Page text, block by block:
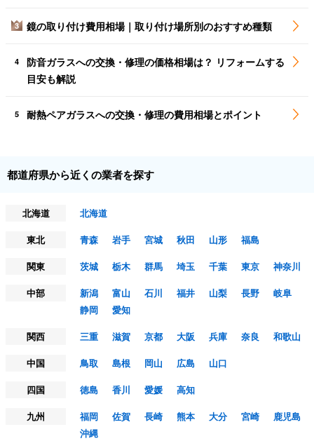
3 鏡の取り付け費用相場｜取り付け場所別のおすすめ種類
4
防音ガラスへの交換・修理の価格相場は？ リフォームする
目安も解説
5 耐熱ペアガラスへの交換・修理の費用相場とポイント
都道府県から近くの業者を探す
北海道
北海道
東北
青森 岩手 宮城 秋田 山形
福島
関東
茨城 栃木 群馬 埼玉 千葉 東京
神奈川
中部
新潟 富山 石川 福井 山梨 長野
岐阜
静岡
愛知
関西
三重 滋賀 京都 大阪 兵庫 奈良
和歌山
中国
鳥取 島根 岡山 広島
山口
四国
徳島 香川 愛媛
高知
九州
福岡 佐賀 長崎 熊本 大分 宮崎
鹿児島
沖縄